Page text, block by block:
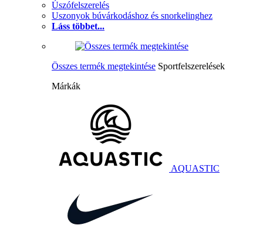
Úszófelszerelés
Uszonyok búvárkodáshoz és snorkelinghez
Láss többet...
Összes termék megtekintése Sportfelszerelések
Márkák
AQUASTIC